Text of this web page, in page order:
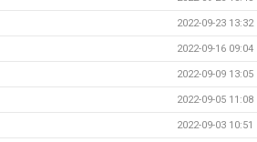
2022-09-23 13:32
2022-09-16 09:04
2022-09-09 13:05
2022-09-05 11:08
2022-09-03 10:51